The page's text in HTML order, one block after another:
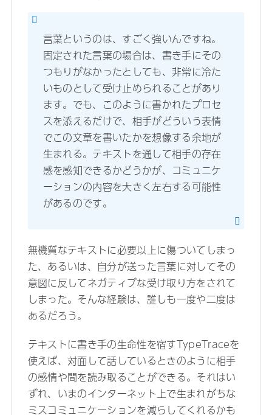
言葉というのは、すごく強いんですね。
固定された言葉の場合は、書き手にその
つもりがなかったとしても、非常に冷た
いものとして受け止められることがあり
ます。でも、このように書かれたプロセ
スを添えるだけで、相手がどういう表情
でこの文章を書いたかを想像する余地が
生まれる。テキストを通して相手の存在
感を感知できるかどうかが、コミュニケ
ーションの内容を大きく左右する可能性
があるのです。
無機質なテキストに必要以上に傷ついてしまっ
た、あるいは、自分が送った言葉に対してその
意図に反してネガティブな受け取り方をされて
しまった。そんな経験は、誰しも一度や二度は
あるだろう。
テキストに書き手の生命性を宿すTypeTraceを
使えば、対面して話しているときのように相手
の感情や間を読み取ることができる。それはい
ずれ、いまのインターネット上で生まれがちな
ミスコミュニケーションを減らしてくれるかも